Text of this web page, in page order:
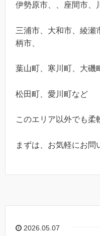
伊勢原市、、座間市、
三浦市、大和市、綾瀬
柄市、
葉山町、寒川町、大磯
松田町、愛川町など
このエリア以外でも柔
まずは、お気軽にお問
2026.05.07